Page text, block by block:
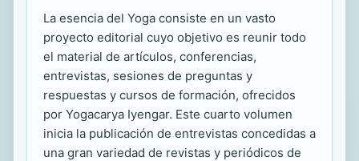
La esencia del Yoga consiste en un vasto
proyecto editorial cuyo objetivo es reunir todo
el material de artículos, conferencias,
entrevistas, sesiones de preguntas y
respuestas y cursos de formación, ofrecidos
por Yogacarya Iyengar. Este cuarto volumen
inicia la publicación de entrevistas concedidas a
una gran variedad de revistas y periódicos de